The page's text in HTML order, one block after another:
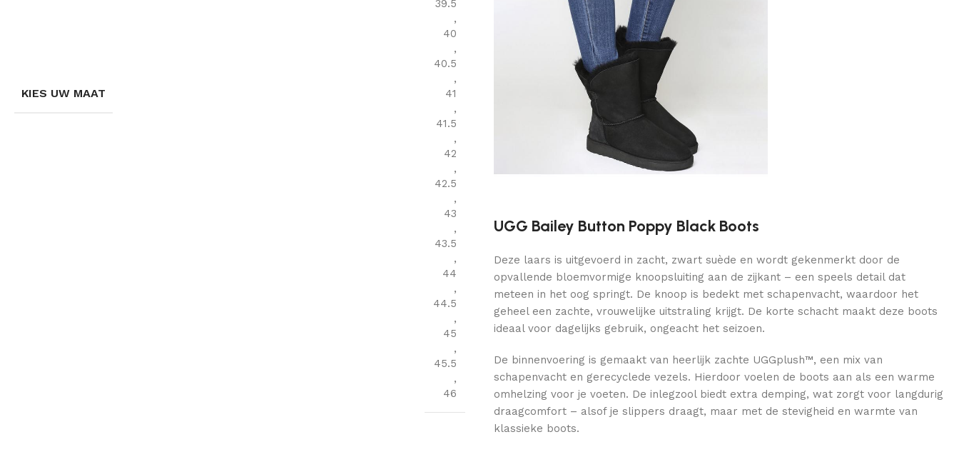
KIES UW MAAT
39.5
,
40
,
40.5
,
41
,
41.5
,
42
,
42.5
,
43
,
43.5
,
44
,
44.5
,
45
,
45.5
,
46
UGG Bailey Button Poppy Black Boots
Deze laars is uitgevoerd in zacht, zwart suède en wordt gekenmerkt door de
opvallende bloemvormige knoopsluiting aan de zijkant – een speels detail dat
meteen in het oog springt. De knoop is bedekt met schapenvacht, waardoor het
geheel een zachte, vrouwelijke uitstraling krijgt. De korte schacht maakt deze boots
ideaal voor dagelijks gebruik, ongeacht het seizoen.
De binnenvoering is gemaakt van heerlijk zachte UGGplush™, een mix van
schapenvacht en gerecyclede vezels. Hierdoor voelen de boots aan als een warme
omhelzing voor je voeten. De inlegzool biedt extra demping, wat zorgt voor langdurig
draagcomfort – alsof je slippers draagt, maar met de stevigheid en warmte van
klassieke boots.